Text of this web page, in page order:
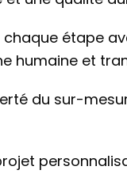
étape
humaine et
du sur-